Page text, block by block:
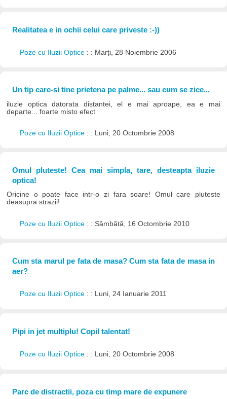
Realitatea e in ochii celui care priveste :-))
Poze cu Iluzii Optice : : Marți, 28 Noiembrie 2006
Un tip care-si tine prietena pe palme... sau cum se zice...
iluzie optica datorata distantei, el e mai aproape, ea e mai
departe... foarte misto efect
Poze cu Iluzii Optice : : Luni, 20 Octombrie 2008
Omul pluteste! Cea mai simpla, tare, desteapta iluzie
optica!
Oricine o poate face intr-o zi fara soare! Omul care pluteste
deasupra strazii!
Poze cu Iluzii Optice : : Sâmbătă, 16 Octombrie 2010
Cum sta marul pe fata de masa? Cum sta fata de masa in
aer?
Poze cu Iluzii Optice : : Luni, 24 Ianuarie 2011
Pipi in jet multiplu! Copil talentat!
Poze cu Iluzii Optice : : Luni, 20 Octombrie 2008
Parc de distractii, poza cu timp mare de expunere